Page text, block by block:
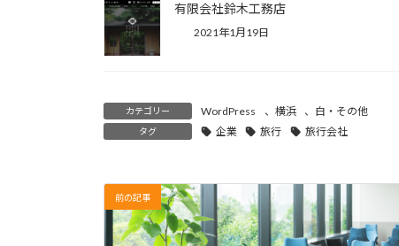
有限会社鈴木工務店
2021年1月19日
カテゴリー WordPress 、 横浜 、 白・その他
タグ 企業 旅行 旅行会社
前の記事